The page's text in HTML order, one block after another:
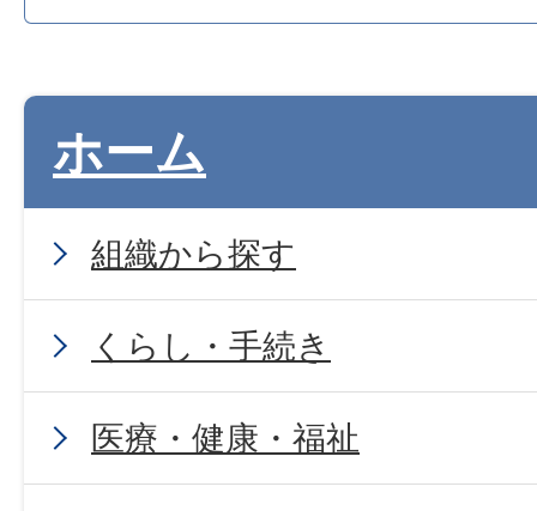
ホーム
組織から探す
くらし・手続き
医療・健康・福祉